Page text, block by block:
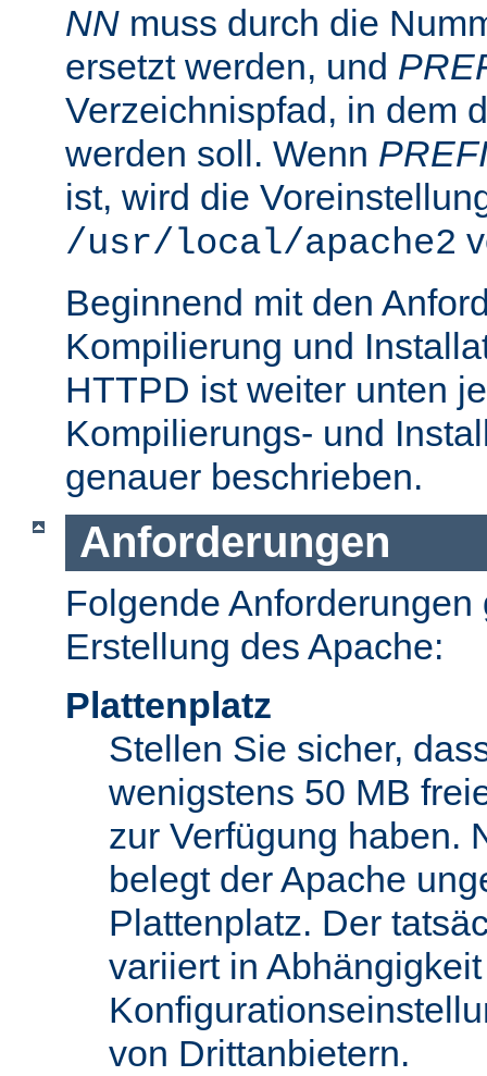
NN muss durch die
ersetzt werden, und
Verzeichnispfad, in dem
werden soll. Wenn
ist, wird die
/usr/local/apache2
Beginnend mit den
Kompilierung und
HTTPD ist weiter unten
Kompilierungs- und
genauer beschrieben.
Anforderungen
Folgende Anforderungen
Erstellung des Apache:
Plattenplatz
Stellen Sie sicher,
wenigstens 50 MB
zur Verfügung haben.
belegt der Apache
Plattenplatz. Der
variiert in
von Drittanbietern.